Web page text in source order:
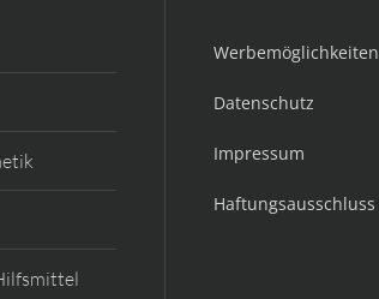
Werbemöglichkeiten
Datenschutz
Impressum
Haftungsausschluss